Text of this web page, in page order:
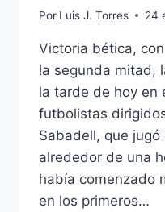
Por Luis J. Torres 24
Victoria bética,
la segunda mitad,
la tarde de hoy en
futbolistas
Sabadell, que
alrededor de una
había comenzado
en los primeros…